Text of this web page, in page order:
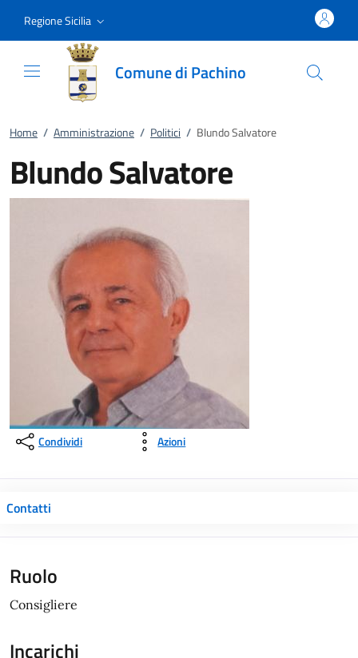
Regione Sicilia
Comune di Pachino
Home / Amministrazione / Politici / Blundo Salvatore
Blundo Salvatore
Condividi Azioni
Contatti
Ruolo
Consigliere
Incarichi